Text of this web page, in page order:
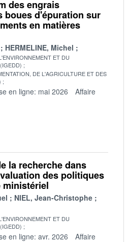
des engrais
boues d'épuration sur
en matières
HERMELINE, Michel
ET DU
DE L'AGRICULTURE ET DES
en ligne: mai 2026
Affaire
la recherche dans
des politiques
ministériel
NIEL, Jean-Christophe
ET DU
en ligne: avr. 2026
Affaire